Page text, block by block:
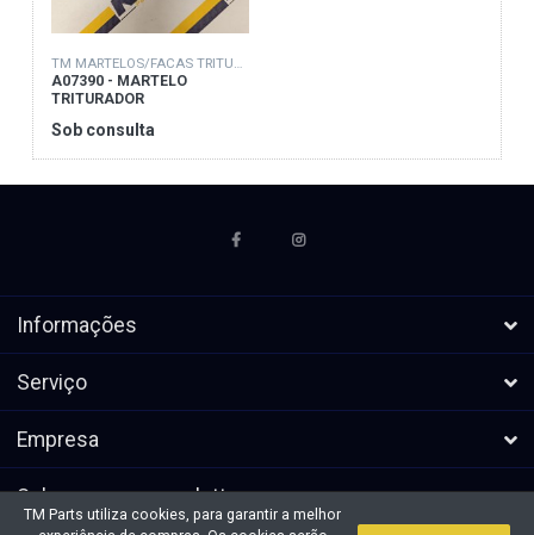
TM MARTELOS/FACAS TRITURADORAS
A07390 - MARTELO
TRITURADOR
Sob consulta
Informações
Serviço
Empresa
Subscrever a newsletters
TM Parts utiliza cookies, para garantir a melhor